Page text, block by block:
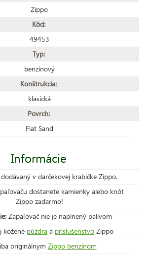
Zippo
Kód:
49453
Typ:
benzínový
Konštrukcia:
klasická
Povrch:
Flat Sand
Informácie
v darčekovej krabičke Zippo.
dostanete kamienky alebo knôt
Zippo zadarmo!
Zapaľovač nie je naplnený palivom
kožené púzdraa príslušenstvoZippo
originálnym Zippo benzínom